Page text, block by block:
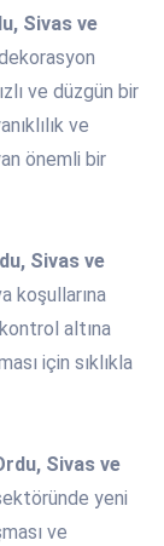
Sivas ve
ve düzgün bir
ve
önemli bir
Sivas ve
koşullarına
altına
için sıklıkla
Sivas ve
yeni
ve